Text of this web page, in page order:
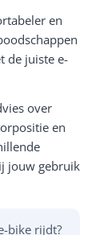
en
de juiste e-
over
en
jouw gebruik
bike rijdt?